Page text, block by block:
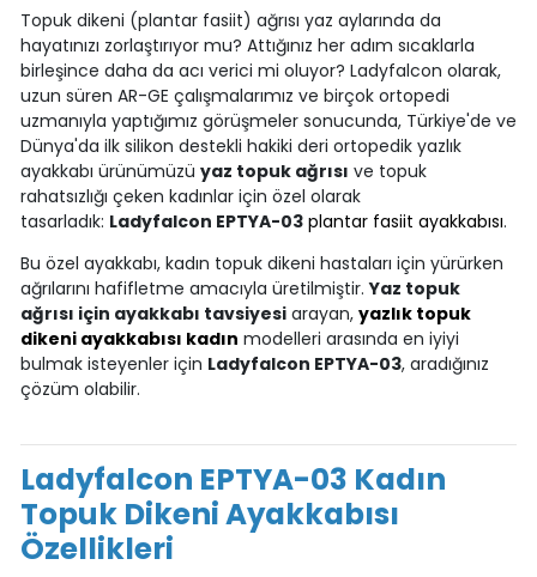
Topuk dikeni (plantar fasiit) ağrısı yaz aylarında da
hayatınızı zorlaştırıyor mu? Attığınız her adım sıcaklarla
birleşince daha da acı verici mi oluyor? Ladyfalcon olarak,
uzun süren AR-GE çalışmalarımız ve birçok ortopedi
uzmanıyla yaptığımız görüşmeler sonucunda, Türkiye'de ve
Dünya'da ilk silikon destekli hakiki deri ortopedik yazlık
ayakkabı ürünümüzü yaz topuk ağrısı ve topuk
rahatsızlığı çeken kadınlar için özel olarak
tasarladık: Ladyfalcon EPTYA-03 plantar fasiit ayakkabısı.
Bu özel ayakkabı, kadın topuk dikeni hastaları için yürürken
ağrılarını hafifletme amacıyla üretilmiştir.Yaz topuk
ağrısı için ayakkabı tavsiyesiarayan, yazlık topuk
dikeni ayakkabısı kadın modelleri arasında en iyiyi
bulmak isteyenler için Ladyfalcon EPTYA-03, aradığınız
çözüm olabilir.
Ladyfalcon EPTYA-03 Kadın
Topuk Dikeni Ayakkabısı
Özellikleri